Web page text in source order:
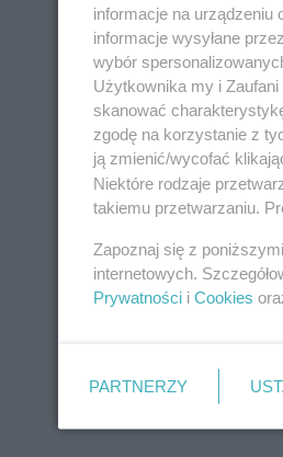
informacje na urządzeniu
informacje wysyłane
wybór
Użytkownika my i
skanować
zgodę na korzystanie z
ją zmienić/wycofać
Niektóre rodzaje
takiemu przetwarzaniu.
Zapoznaj się z
internetowych.
Prywatności i Cookies
PARTNERZY